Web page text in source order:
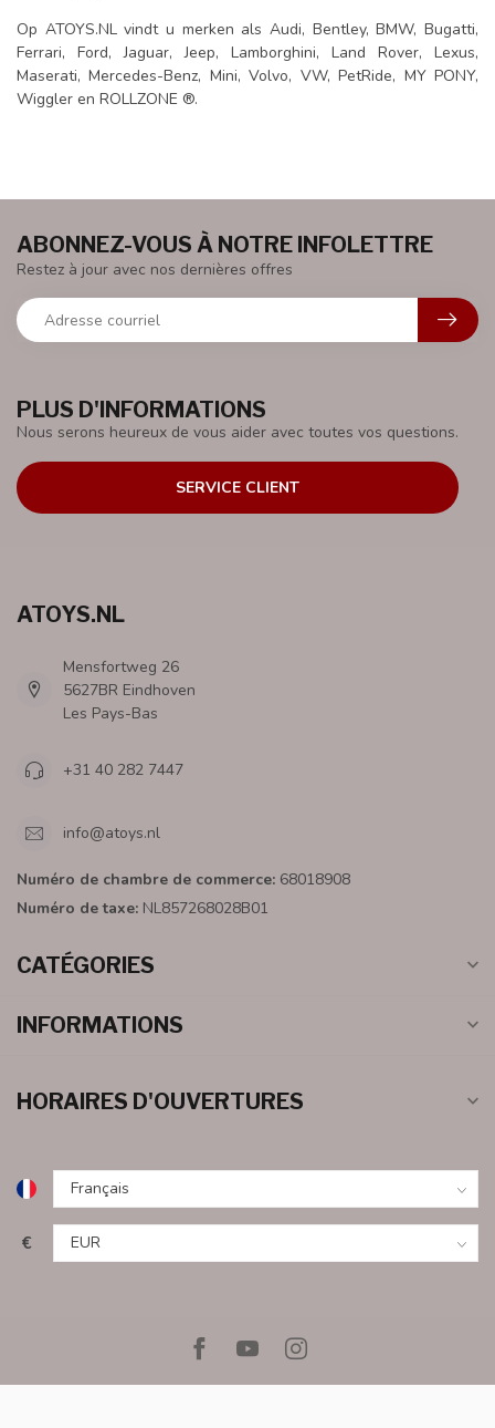
Op ATOYS.NL vindt u merken als Audi, Bentley, BMW, Bugatti,
Ferrari, Ford, Jaguar, Jeep, Lamborghini, Land Rover, Lexus,
Maserati, Mercedes-Benz, Mini, Volvo, VW, PetRide, MY PONY,
Wiggler en ROLLZONE ®.
PLUS D'INFORMATIONS
Nous serons heureux de vous aider avec toutes vos questions.
SERVICE CLIENT
ABONNEZ-VOUS À NOTRE INFOLETTRE
Restez à jour avec nos dernières offres
ATOYS.NL
Mensfortweg 26
5627BR Eindhoven
Les Pays-Bas
+31 40 282 7447
info@atoys.nl
Numéro de chambre de commerce: 68018908
Numéro de taxe: NL857268028B01
CATÉGORIES
INFORMATIONS
HORAIRES D'OUVERTURES
€